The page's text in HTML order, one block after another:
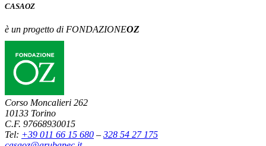
CASAOZ
è un progetto di FONDAZIONEOZ
Corso Moncalieri 262
10133 Torino
C.F. 97668930015
Tel: +39 011 66 15 680 – 328 54 27 175